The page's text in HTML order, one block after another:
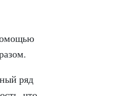
ряд